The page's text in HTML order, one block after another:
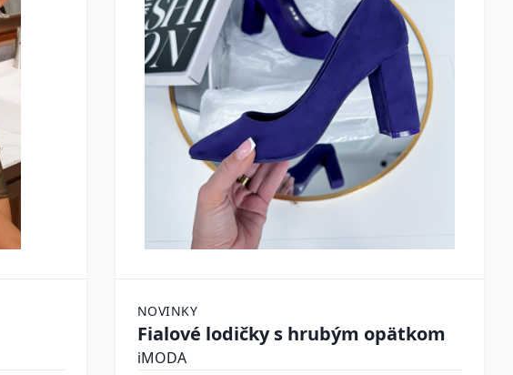
NOVINKY
Fialové lodičky s hrubým opätkom
iMODA